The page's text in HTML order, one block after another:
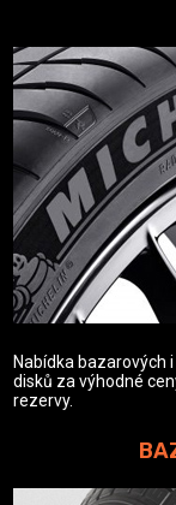
Nabídka bazarových
disků za výhodné
rezervy.